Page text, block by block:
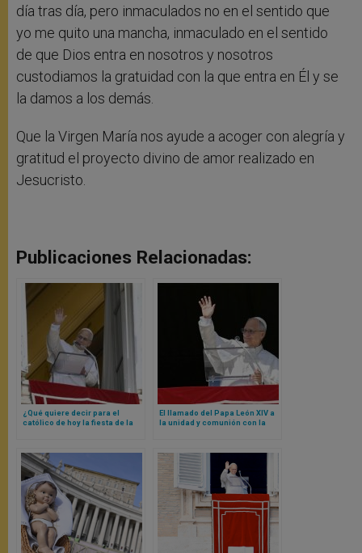
día tras día, pero inmaculados no en el sentido que
yo me quito una mancha, inmaculado en el sentido
de que Dios entra en nosotros y nosotros
custodiamos la gratuidad con la que entra en Él y se
la damos a los demás.
Que la Virgen María nos ayude a acoger con alegría y
gratitud el proyecto divino de amor realizado en
Jesucristo.
Publicaciones Relacionadas:
¿Qué quiere decir para el
católico de hoy la fiesta de la
Papa León XIV
El llamado del Papa León XIV a
la unidad y comunión con la